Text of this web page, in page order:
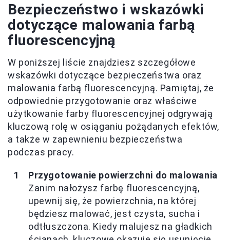
Bezpieczeństwo i wskazówki
dotyczące malowania farbą
fluorescencyjną
W poniższej liście znajdziesz szczegółowe
wskazówki dotyczące bezpieczeństwa oraz
malowania farbą fluorescencyjną. Pamiętaj, że
odpowiednie przygotowanie oraz właściwe
użytkowanie farby fluorescencyjnej odgrywają
kluczową rolę w osiąganiu pożądanych efektów,
a także w zapewnieniu bezpieczeństwa
podczas pracy.
Przygotowanie powierzchni do malowania
Zanim nałożysz farbę fluorescencyjną,
upewnij się, że powierzchnia, na której
będziesz malować, jest czysta, sucha i
odtłuszczona. Kiedy malujesz na gładkich